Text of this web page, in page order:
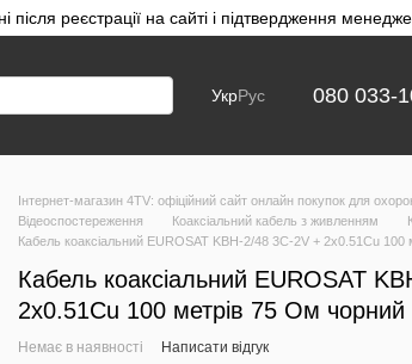
реєстрації на сайті і підтвердження
УкрРус 080 033-
Інтернет-магазин 4TV: офіційний сайт онлайн покупок для
Відеоспостереження
Коаксіальний кабель з живленням
Кабель коаксіальний EUROSAT KBH-2/48 3C-2V + 2x0.51Cu
Кабель коаксіальний EUROSAT
2x0.51Cu 100 метрів 75 Ом чорний
Немає в наявності Написати відгук